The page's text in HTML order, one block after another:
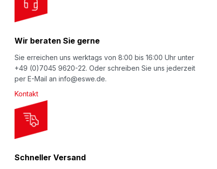
Beschreibung
Verschweißte Schaumprofil Ecken
aus
NOMAPACK® Schaumprofil „U-Tulpe”
Ecken und Kanten; beim Lagern oder Transport
(innerbetrieblich oder Versand). Einfach im Handling
durch die selbstklemmende Wirkung auf der
Produktkante.
u
r
e
w
s
e
t
e
r
Wir beraten Sie gerne
Sie erreichen uns werktags von 8:00 bis 16:00 Uhr unter
+49 (0)7045 9620-22. Oder schreiben Sie uns jederzeit
per E-Mail an info@eswe.de.
Kontakt
Schneller Versand